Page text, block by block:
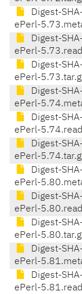
Digest-
ePerl-
Digest-
ePerl-
Digest-
ePerl-
Digest-
ePerl-
Digest-
ePerl-
Digest-
ePerl-
Digest-
ePerl-
Digest-
ePerl-
Digest-
ePerl-
Digest-
ePerl-
Digest-
ePerl-